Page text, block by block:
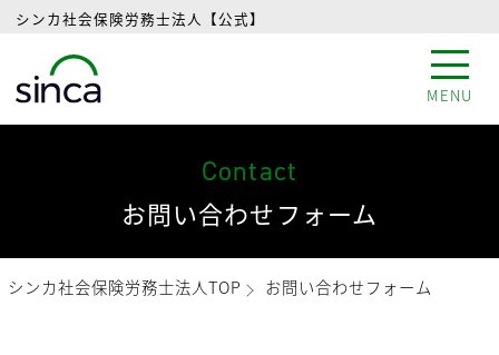
シンカ社会保険労務士法人【公式】
MENU
Contact
お問い合わせフォーム
シンカ社会保険労務士法人TOP お問い合わせフォーム